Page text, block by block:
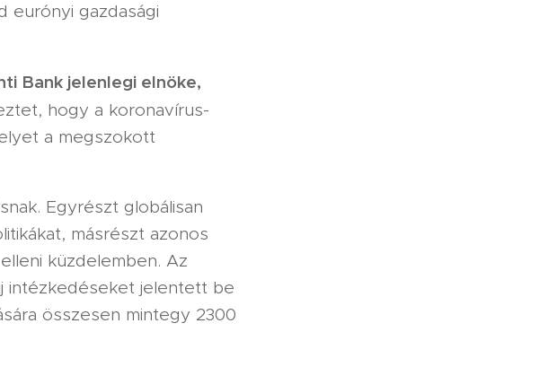
eurónyi gazdasági
Bank jelenlegi elnöke,
hogy a koronavírus-
a megszokott
Egyrészt globálisan
másrészt azonos
küzdelemben. Az
intézkedéseket jelentett be
összesen mintegy 2300